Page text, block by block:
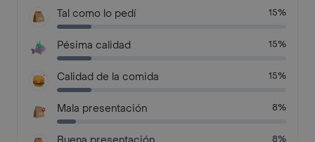
Tal como lo pedí 15%
Pésima calidad 15%
Calidad de la comida 15%
Mala presentación 8%
8%